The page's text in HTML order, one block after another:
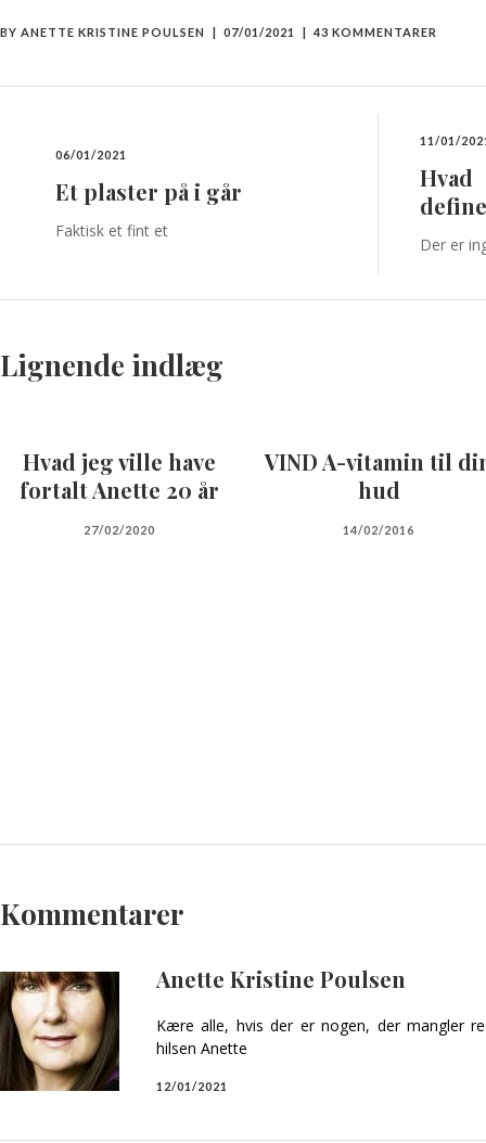
BY ANETTE KRISTINE POULSEN 07/01/2021 43 KOMMENTARER
06/01/2021
Et plaster på i går
Faktisk et fint et
11/01/
Der er
Lignende indlæg
Hvad jeg ville have
fortalt Anette 20 år
27/02/2020
VIND A-vitamin til
hud
14/02/2016
Kommentarer
Anette Kristine Poulsen
Kære alle, hvis der er nogen, der mangler
hilsen Anette
12/01/2021